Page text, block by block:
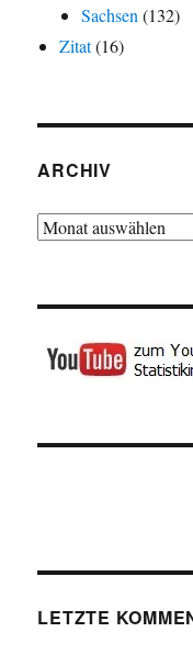
Sachsen(132)
Zitat(16)
ARCHIV
Archiv
LETZTE